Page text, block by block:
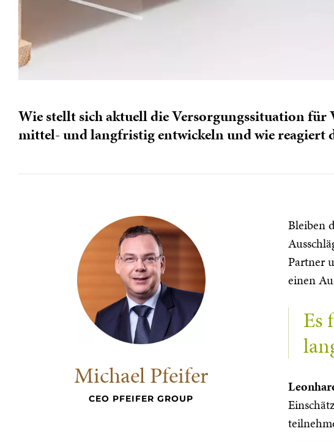
Wie stellt sich aktuell die Versorgungssituation
mittel- und langfristig entwickeln und wie reagiert
Michael Pfeifer
CEO PFEIFER GROUP
Bleiben
Partner
einen
Es